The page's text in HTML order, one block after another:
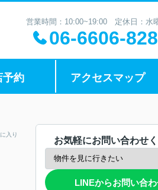
営業時間：10:00~19:00 定休日：水
06-6606-
予約 アクセスマップ
入り
お気軽にお問い合わせ
LINEからお問い合